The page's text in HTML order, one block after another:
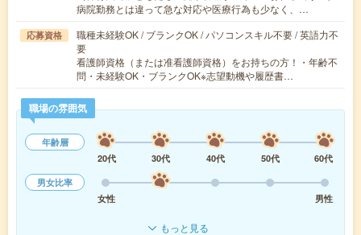
病院勤務とは違って急な対応や医療行為も少なく、…
応募資格
職種未経験OK / ブランクOK / パソコンスキル不要 / 英語力不
要
看護師資格（または准看護師資格）をお持ちの方！・年齢不
問・未経験OK・ブランクOK※志望動機や履歴書…
職場の雰囲気
年齢層
20代
30代 40代 50代
60代
男女比率
女性
男性
もっと見る